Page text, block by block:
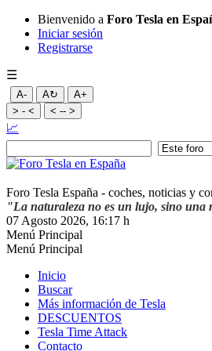
Bienvenido a Foro Tesla en
Iniciar sesión
Registrarse
☰
A- A↻
A+
> - <
< -- >
📈
Foro Tesla España - coches, noticias y
"La naturaleza no es un lujo, sino una
07 Agosto 2026, 16:17 h
Menú Principal
Menú Principal
Inicio
Buscar
Más información de Tesla
DESCUENTOS
Tesla Time Attack
Contacto